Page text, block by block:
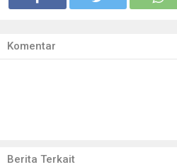
Komentar
Berita Terkait